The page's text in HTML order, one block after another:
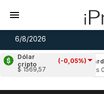
6/8/2026
Dólar
cripto
(-0,05%)
$ 1569,57
Cardano